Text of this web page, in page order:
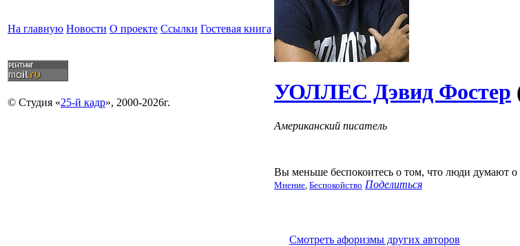
На главную Новости О проекте Ссылки Гостевая книга
© Студия «25-й кадр», 2000-2026г. УОЛЛЕС Дэвид Фостер
Американский писатель
Вы меньше беспокоитесь о том, что люди думают о
Мнение Беспокойство Поделиться
Смотреть афоризмы других авторов